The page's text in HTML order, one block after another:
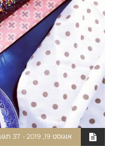
אוגוסט 19, 2019 37 תגובות